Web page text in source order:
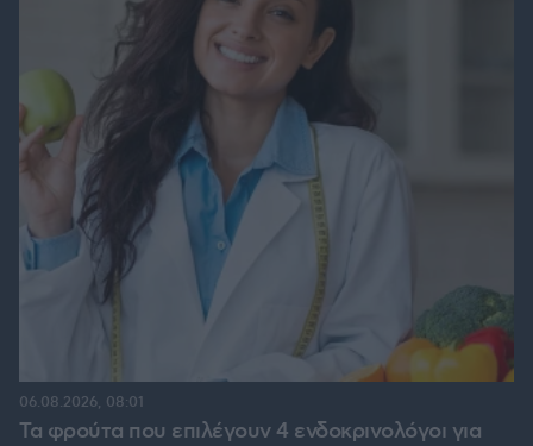
Τα φρούτα που επιλέγουν 4 ενδοκρινολόγοι για
06.08.2026, 08:01